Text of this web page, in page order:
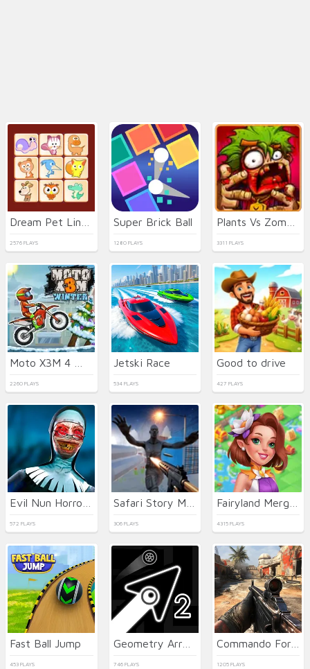
2576 PLAYS
Super Brick Ball
1280 PLAYS 3311 PLAYS
2260 PLAYS
Jetski Race
534 PLAYS
Good to drive
427 PLAYS
572 PLAYS 306 PLAYS 4315 PLAYS
Fast Ball Jump
453 PLAYS
Geometry Arrow 2
746 PLAYS
Commando Force 2
1205 PLAYS